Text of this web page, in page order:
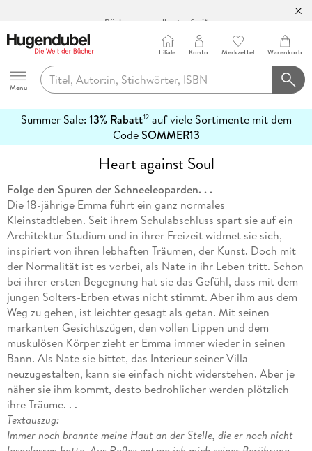
100 Tage Rückgaberecht***
Abholung in über 100 Filialen
Hugendubel
Menu
Filiale Konto Merkzettel Warenkorb
Summer Sale: 13% Rabatt12auf viele Sortimente mit dem
CodeSOMMER13
erfahren
Heart against Soul
Folge den Spuren der Schneeleoparden. . .
Die 18-jährige Emma führt ein ganz normales
Kleinstadtleben. Seit ihrem Schulabschluss spart sie auf ein
Architektur-Studium und in ihrer Freizeit widmet sie sich,
inspiriert von ihren lebhaften Träumen, der Kunst. Doch mit
der Normalität ist es vorbei, als Nate in ihr Leben tritt. Schon
bei ihrer ersten Begegnung hat sie das Gefühl, dass mit dem
jungen Solters-Erben etwas nicht stimmt. Aber ihm aus dem
Weg zu gehen, ist leichter gesagt als getan. Mit seinen
markanten Gesichtszügen, den vollen Lippen und dem
muskulösen Körper zieht er Emma immer wieder in seinen
Bann. Als Nate sie bittet, das Interieur seiner Villa
neuzugestalten, kann sie einfach nicht widerstehen. Aber je
näher sie ihm kommt, desto bedrohlicher werden plötzlich
ihre Träume. . .
Textauszug:
Immer noch brannte meine Haut an der Stelle, die er noch nicht